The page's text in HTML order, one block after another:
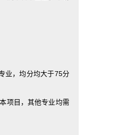
业，均分均大于75分
项目，其他专业均需